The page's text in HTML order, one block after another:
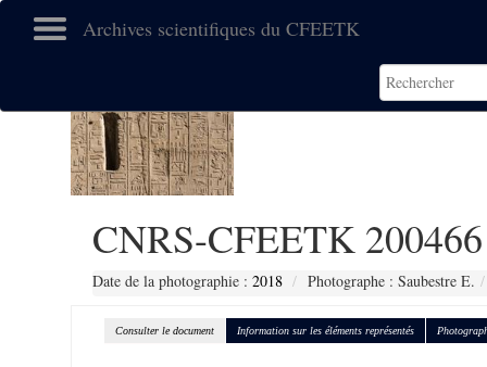
Archives scientifiques du CFEETK
CNRS-CFEETK 200466
Date de la photographie : 2018 Photographe : Saubestre E.
Consulter le document Information sur les éléments représentés